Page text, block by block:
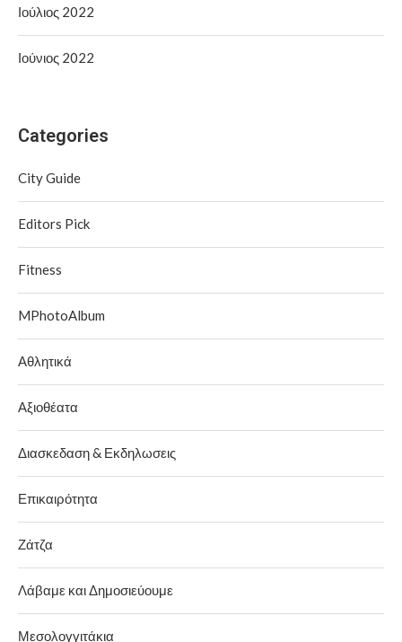
Ιούλιος 2022
Ιούνιος 2022
Categories
City Guide
Editors Pick
Fitness
MPhotoAlbum
Αθλητικά
Αξιοθέατα
Διασκεδαση & Εκδηλωσεις
Επικαιρότητα
Ζάτζα
Λάβαμε και Δημοσιεύουμε
Μεσολογγιτάκια